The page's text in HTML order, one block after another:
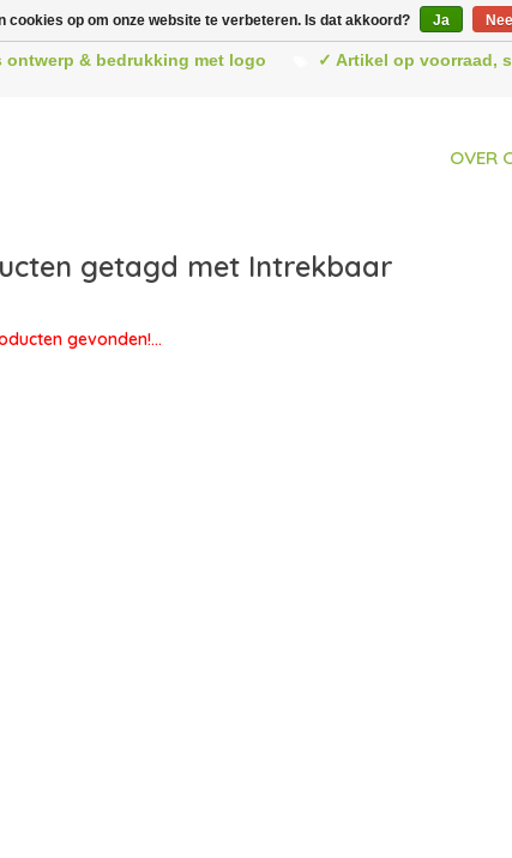
ontwerp & bedrukking met logo
✓ Artikel op voorraad,
OVER
getagd met Intrekbaar
gevonden!...
cookies op om onze website te verbeteren. Is dat akkoord? Ja Nee